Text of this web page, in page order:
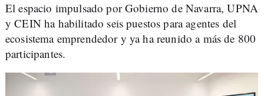
El espacio impulsado por Gobierno de Navarra, UPNA
y CEIN ha habilitado seis puestos para agentes del
ecosistema emprendedor y ya ha reunido a más de 800
participantes.